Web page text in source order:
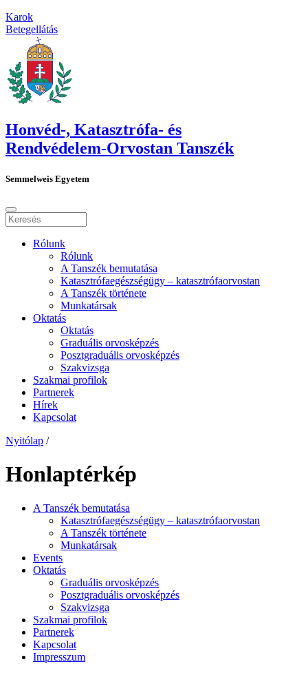
Karok
Betegellátás
Honvéd-, Katasztrófa- és
Rendvédelem-Orvostan Tanszék
Semmelweis Egyetem
Rólunk
Rólunk
A Tanszék bemutatása
Katasztrófaegészségügy – katasztrófaorvostan
A Tanszék története
Munkatársak
Oktatás
Oktatás
Graduális orvosképzés
Posztgraduális orvosképzés
Szakvizsga
Szakmai profilok
Partnerek
Hírek
Kapcsolat
Nyitólap /
Honlaptérkép
A Tanszék bemutatása
Katasztrófaegészségügy – katasztrófaorvostan
A Tanszék története
Munkatársak
Events
Oktatás
Graduális orvosképzés
Posztgraduális orvosképzés
Szakvizsga
Szakmai profilok
Partnerek
Kapcsolat
Impresszum